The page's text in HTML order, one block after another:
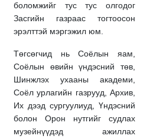
боломжийг тус тус олгодог
Засгийн газраас тогтоосон
эрэлттэй мэргэжил юм.
Төгсөгчид нь Соёлын яам,
Соёлын өвийн үндэсний төв,
Шинжлэх ухааны академи,
Соёл урлагийн газрууд, Архив,
Их дээд сургуулиуд, Үндэсний
болон Орон нутгийг судлах
музейнүүдэд ажиллах